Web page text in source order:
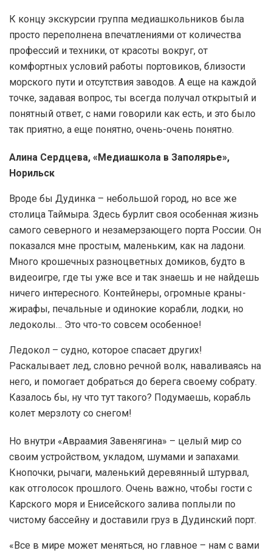
К концу экскурсии группа медиашкольников была
просто переполнена впечатлениями от количества
профессий и техники, от красоты вокруг, от
комфортных условий работы портовиков, близости
морского пути и отсутствия заводов. А еще на каждой
точке, задавая вопрос, ты всегда получал открытый и
понятный ответ, с нами говорили как есть, и это было
так приятно, а еще понятно, очень-очень понятно.
Алина Сердцева, «Медиашкола в Заполярье»,
Норильск
Вроде бы Дудинка – небольшой город, но все же
столица Таймыра. Здесь бурлит своя особенная жизнь
самого северного и незамерзающего порта России. Он
показался мне простым, маленьким, как на ладони.
Много крошечных разноцветных домиков, будто в
видеоигре, где ты уже все и так знаешь и не найдешь
ничего интересного. Контейнеры, огромные краны-
жирафы, печальные и одинокие корабли, лодки, но
ледоколы… Это что-то совсем особенное!
Ледокол – судно, которое спасает других!
Раскалывает лед, словно речной волк, наваливаясь на
него, и помогает добраться до берега своему собрату.
Казалось бы, ну что тут такого? Подумаешь, корабль
колет мерзлоту со снегом!
Но внутри «Авраамия Завенягина» – целый мир со
своим устройством, укладом, шумами и запахами.
Кнопочки, рычаги, маленький деревянный штурвал,
как отголосок прошлого. Очень важно, чтобы гости с
Карского моря и Енисейского залива поплыли по
чистому бассейну и доставили груз в Дудинский порт.
«Все в мире может меняться, но главное – нам с вами